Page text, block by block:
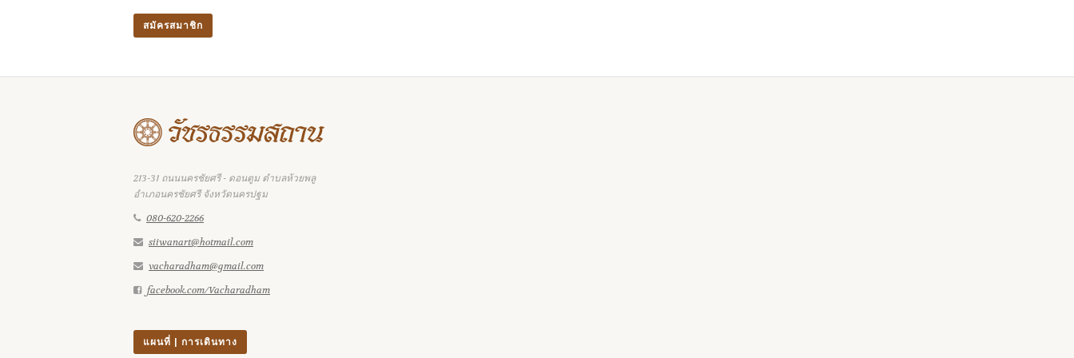
213-31 ถนนนครชัยศรี - ดอนตูม ตำบลห้วยพลู
อำเภอนครชัยศรี จังหวัดนครปฐม
080-620-2266
siiwanart@hotmail.com
vacharadham@gmail.com
facebook.com/Vacharadham
แผนที่ | การเดินทาง